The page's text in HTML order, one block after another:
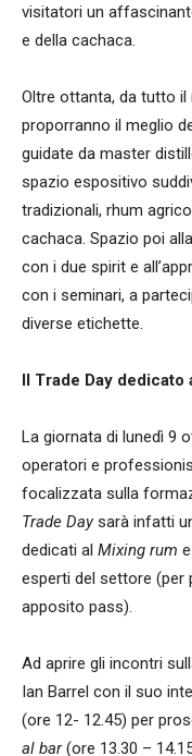
visitatori un
e della cachaca.
Oltre ottanta, da tutto
proporranno il meglio
guidate da master
spazio espositivo
tradizionali, rhum
cachaca. Spazio poi
con i due spirit e
con i seminari, a
diverse etichette.
Il Trade Day
La giornata di lunedì 9
operatori e
focalizzata sulla
Trade Daysarà infatti
dedicati al Mixing rum
esperti del settore (per
apposito pass).
Ad aprire gli incontri
Ian Barrel con il suo
(ore 12- 12.45) per
al bar(ore 13.30 –